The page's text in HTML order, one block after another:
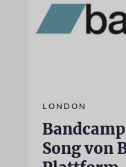
LONDON
Song von